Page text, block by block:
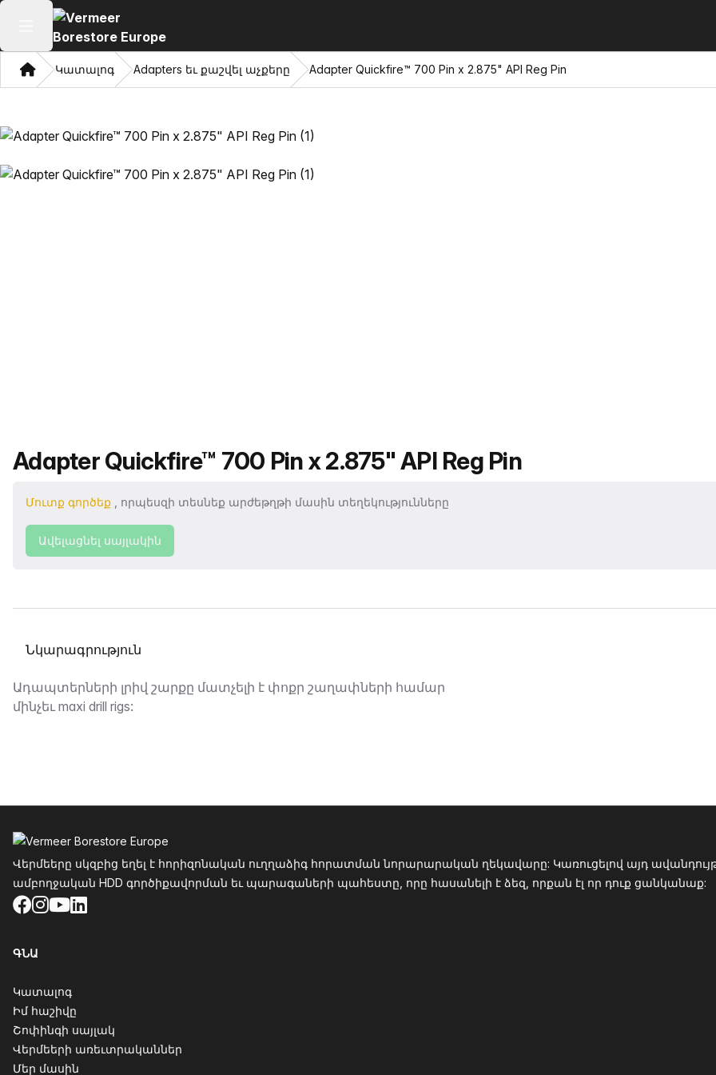
Բաց հիմնական մենյու
ՏունԿատալոգ Adapters եւ քաշվել աչքերը Adapter Quickfire™ 700 Pin x 2.875" API Reg Pin
Ապրանքի անվանումը
Adapter Quickfire™ 700 Pin x 2.875" API Reg Pin
Մուտք գործեք , որպեսզի տեսնեք արժեթղթի մասին տեղեկությունները
Ավելացնել սայլակին
Ընտրել տաբ
Նկարագրություն
Ադապտերների լրիվ շարքը մատչելի է փոքր շաղափների համար
մինչեւ maxi drill rigs:
Վերմեերը սկզբից եղել է հորիզոնական ուղղաձիգ հորատման նորարարական ղեկավարը: Կառուցելով այդ
ամբողջական HDD գործիքավորման եւ պարագաների պահեստը, որը հասանելի է ձեզ, որքան էլ որ դուք ցանկանաք:
Facebook
Instagram
YouTube
LinkedIn
ԳՆԱ
Կատալոգ
Իմ հաշիվը
Շոփինգի սայլակ
Վերմեերի առեւտրականներ
Մեր մասին